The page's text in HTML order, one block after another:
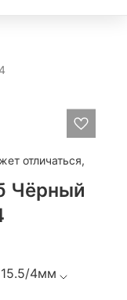
отличаться,
Чёрный
4мм